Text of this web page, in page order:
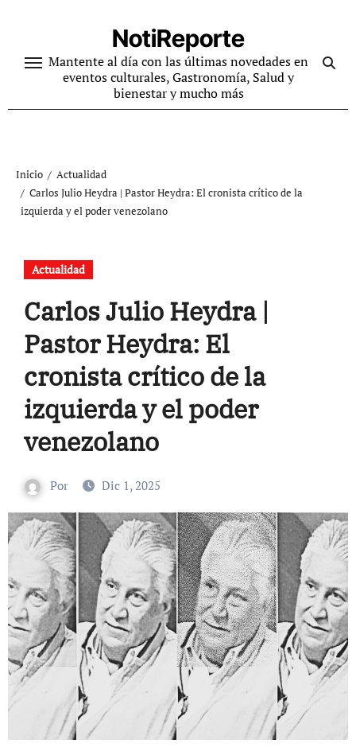
contenido
NotiReporte
Mantente al día con las últimas novedades en
eventos culturales, Gastronomía, Salud y
bienestar y mucho más
Inicio
Actualidad
Carlos Julio Heydra | Pastor Heydra: El cronista crítico de la
izquierda y el poder venezolano
Actualidad
Carlos Julio Heydra |
Pastor Heydra: El
cronista crítico de la
izquierda y el poder
venezolano
Por Dic 1, 2025